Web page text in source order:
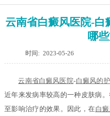
云南省白癜风医院-白
哪
时间: 2023-05-26
云南省白癜风医院-白癜风的
近年来发病率较高的一种皮肤病
至影响治疗的效果。因此，在白